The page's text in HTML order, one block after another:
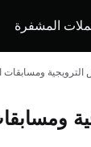
المشفرة
الترويجية ومسابقات